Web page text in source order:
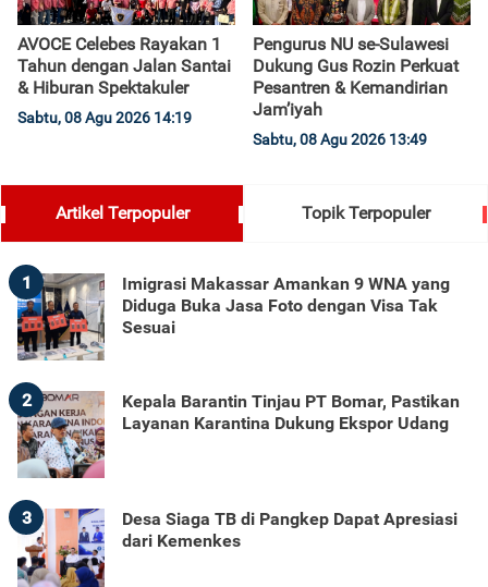
AVOCE Celebes Rayakan 1
Tahun dengan Jalan Santai
& Hiburan Spektakuler
Sabtu, 08 Agu 2026 14:19
Pengurus NU se-Sulawesi
Dukung Gus Rozin Perkuat
Pesantren & Kemandirian
Jam’iyah
Sabtu, 08 Agu 2026 13:49
Artikel Terpopuler Topik Terpopuler
1
Imigrasi Makassar Amankan 9 WNA yang
Diduga Buka Jasa Foto dengan Visa Tak
Sesuai
2
Kepala Barantin Tinjau PT Bomar, Pastikan
Layanan Karantina Dukung Ekspor Udang
3
Desa Siaga TB di Pangkep Dapat Apresiasi
dari Kemenkes